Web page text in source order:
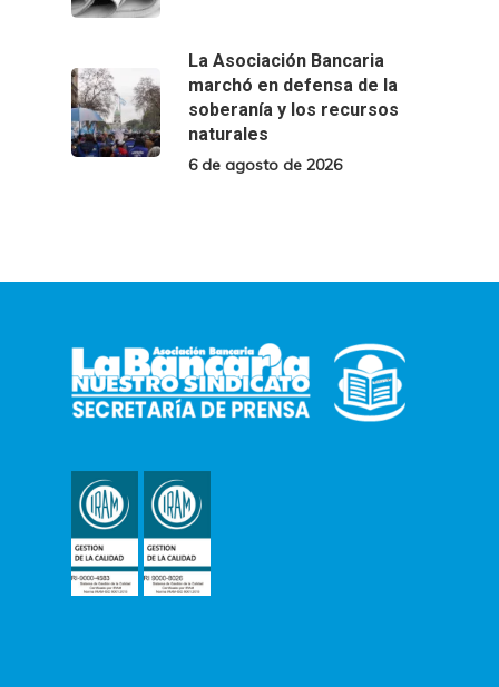
La Asociación Bancaria
marchó en defensa de la
soberanía y los recursos
naturales
6 de agosto de 2026